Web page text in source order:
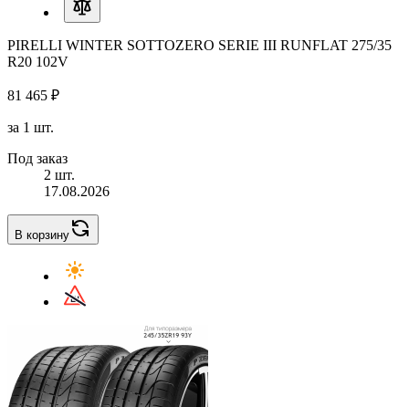
PIRELLI WINTER SOTTOZERO SERIE III RUNFLAT 275/35
R20 102V
81 465 ₽
за 1 шт.
Под заказ
2 шт.
17.08.2026
В корзину